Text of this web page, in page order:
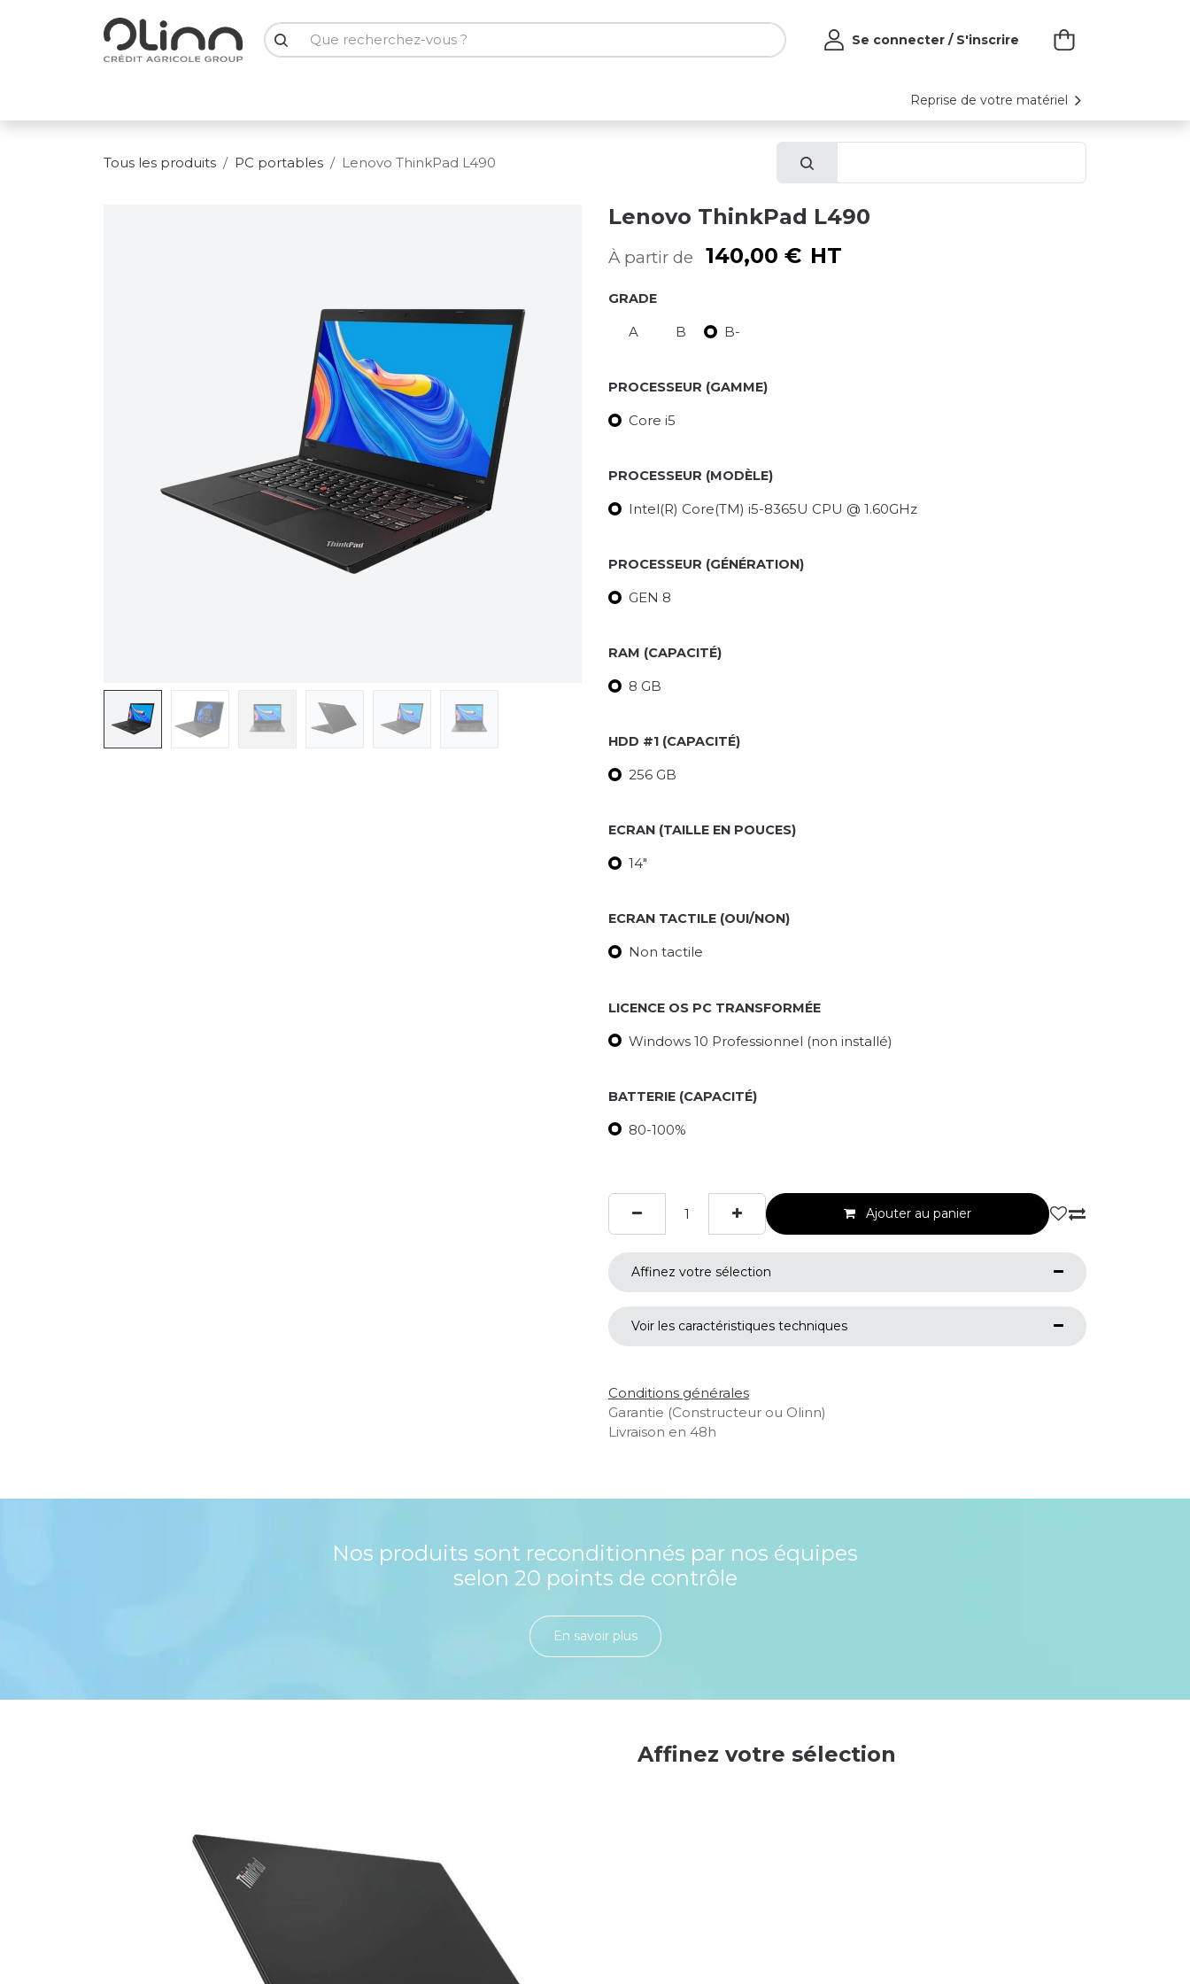
Se connecter / S'inscrire
Reprise de votre matériel
Tous les produits PC portables Lenovo ThinkPad L490
Lenovo ThinkPad L490
À partir de 140,00 € HT
GRADE
A B B-
PROCESSEUR (GAMME)
Core i5
PROCESSEUR (MODÈLE)
Intel(R) Core(TM) i5-8365U CPU @ 1.60GHz
PROCESSEUR (GÉNÉRATION)
GEN 8
RAM (CAPACITÉ)
8 GB
HDD #1 (CAPACITÉ)
256 GB
ECRAN (TAILLE EN POUCES)
14"
ECRAN TACTILE (OUI/NON)
Non tactile
LICENCE OS PC TRANSFORMÉE
Windows 10 Professionnel (non installé)
BATTERIE (CAPACITÉ)
80-100%
Ajouter au panier
Affinez votre sélection
Voir les caractéristiques techniques
Conditions générales
Garantie (Constructeur ou Olinn)
Livraison en 48h
Nos produits sont reconditionnés par nos équipes
selon 20 points de contrôle
En savoir plu​​​​​​​​​​​​​​​​s
Affinez votre sélection